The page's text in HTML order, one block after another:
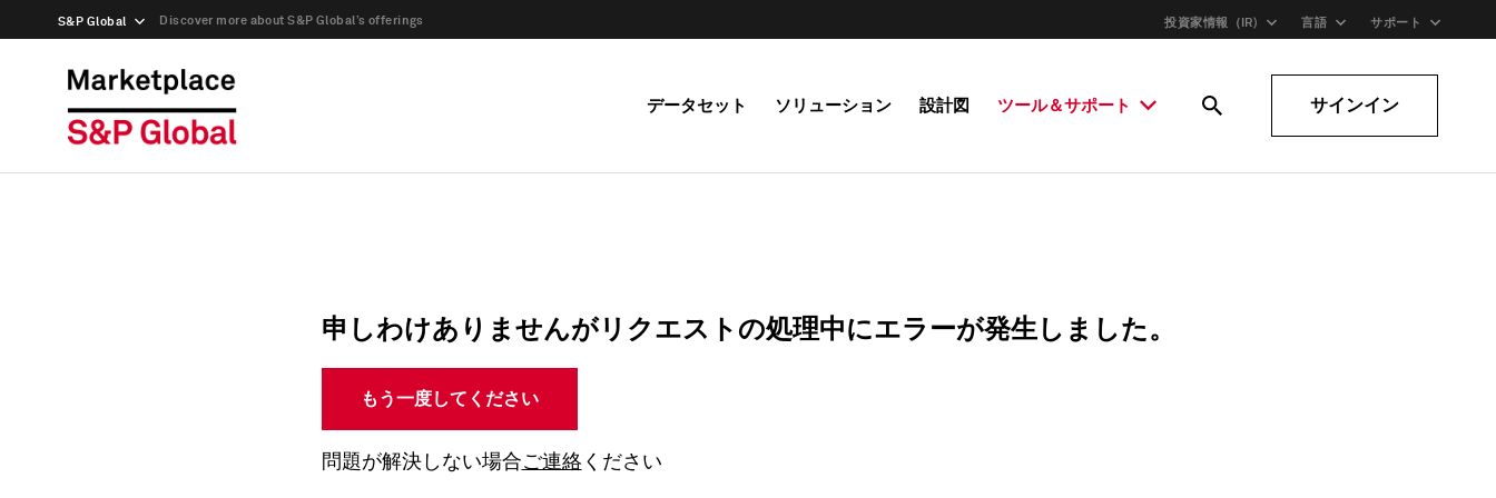
S&P Global Discover more about S&P Global’s offerings 投資家情報（IR) 言語 サポート
データセット ソリューション 設計図 ツール＆サポート サインイン
申しわけありませんがリクエストの処理中にエラーが発生しました。
もう一度してください
問題が解決しない場合ご連絡 ください